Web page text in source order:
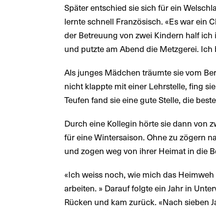
Später entschied sie sich für ein
lernte schnell Französisch. «Es war ein
der Betreuung von zwei Kindern half
und putzte am Abend die Metzgerei.
Als junges Mädchen träumte sie vom
nicht klappte mit einer Lehrstelle, fing
Teufen fand sie eine gute Stelle, die
Durch eine Kollegin hörte sie dann von
für eine Wintersaison. Ohne zu zögern
und zogen weg von ihrer Heimat in die
«Ich weiss noch, wie mich das
arbeiten. » Darauf folgte ein Jahr in
Rücken und kam zurück. «Nach sieben